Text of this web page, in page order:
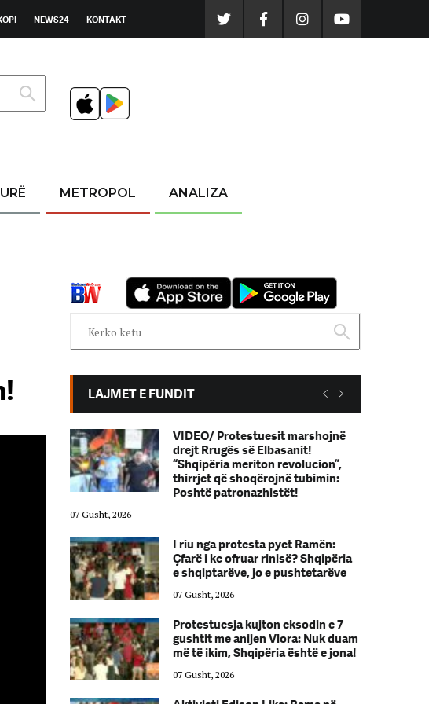
NEWS24 KONTAKT
METROPOL ANALIZA
LAJMET E FUNDIT
VIDEO/ Protestuesit marshojnë
drejt Rrugës së Elbasanit!
“Shqipëria meriton revolucion”,
thirrjet që shoqërojnë tubimin:
Poshtë patronazhistët!
07 Gusht, 2026
I riu nga protesta pyet Ramën:
Çfarë i ke ofruar rinisë? Shqipëria
e shqiptarëve, jo e pushtetarëve
07 Gusht, 2026
Protestuesja kujton eksodin e 7
gushtit me anijen Vlora: Nuk duam
më të ikim, Shqipëria është e jona!
07 Gusht, 2026